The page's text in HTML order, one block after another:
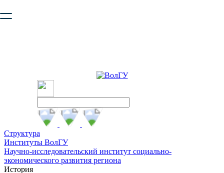
безопасную работу с сайтом. Пожалуйста
Структура
Институты ВолГУ
Научно-исследовательский институт социально-
экономического развития региона
История